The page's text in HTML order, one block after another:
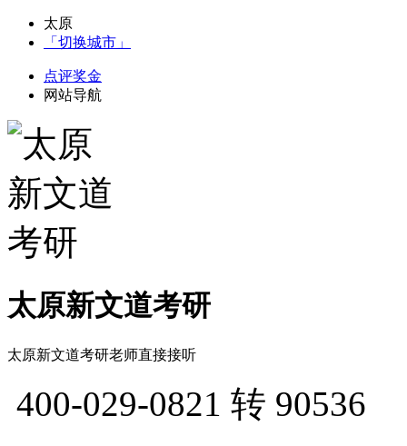
太原
「切换城市」
点评奖金
网站导航
太原新文道考研
太原新文道考研老师直接接听
400-029-0821 转 90536